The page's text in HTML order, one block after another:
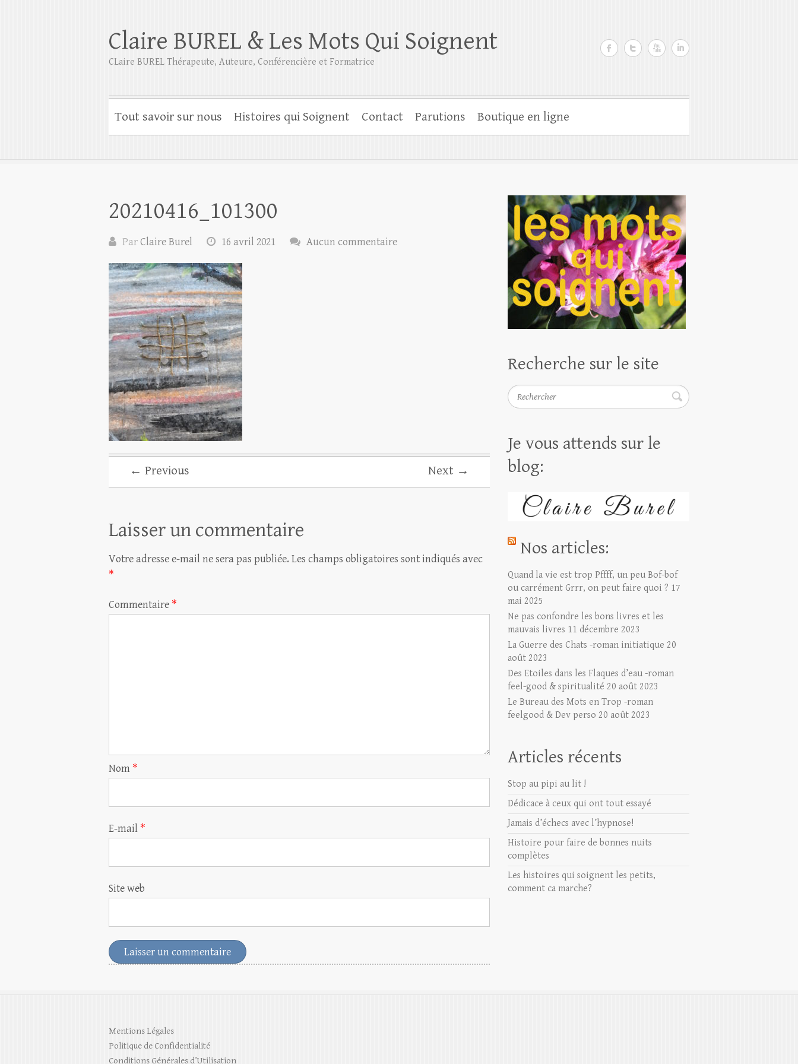
Claire BUREL & Les Mots Qui Soignent
CLaire BUREL Thérapeute, Auteure, Conférencière et Formatrice
Tout savoir sur nous Histoires qui Soignent Contact Parutions Boutique en ligne
20210416_101300
ParClaire Burel 16 avril 2021 Aucun commentaire
← Previous Next →
Laisser un commentaire
Votre adresse e-mail ne sera pas publiée. Les champs obligatoires sont indiqués avec
*
Commentaire *
Nom *
E-mail *
Site web
Recherche sur le site
Rechercher
Je vous attends sur le
blog:
Nos articles:
Quand la vie est trop Pffff, un peu Bof-bof
ou carrément Grrr, on peut faire quoi ? 17
mai 2025
Ne pas confondre les bons livres et les
mauvais livres 11 décembre 2023
La Guerre des Chats -roman initiatique 20
août 2023
Des Etoiles dans les Flaques d’eau -roman
feel-good & spiritualité 20 août 2023
Le Bureau des Mots en Trop -roman
feelgood & Dev perso 20 août 2023
Articles récents
Stop au pipi au lit !
Dédicace à ceux qui ont tout essayé
Jamais d’échecs avec l’hypnose!
Histoire pour faire de bonnes nuits
complètes
Les histoires qui soignent les petits,
comment ca marche?
Mentions Légales
Politique de Confidentialité
Conditions Générales d’Utilisation